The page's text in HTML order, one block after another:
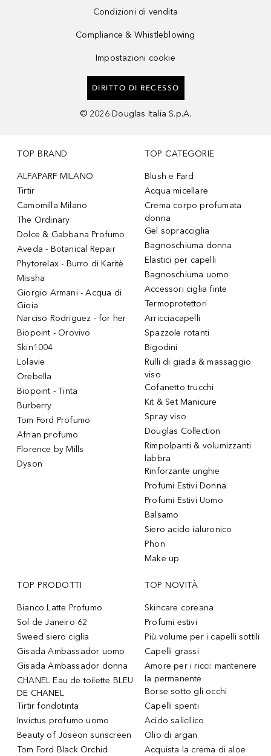
Condizioni di vendita
Compliance & Whistleblowing
Impostazioni cookie
DIRITTO DI RECESSO
© 2026 Douglas Italia S.p.A.
TOP BRAND
ALFAPARF MILANO
Tirtir
Camomilla Milano
The Ordinary
Dolce & Gabbana Profumo
Aveda - Botanical Repair
Phytorelax - Burro di Karitè
Missha
Giorgio Armani - Acqua di
Gioia
Narciso Rodriguez - for her
Biopoint - Orovivo
Skin1004
Lolavie
Orebella
Biopoint - Tinta
Burberry
Tom Ford Profumo
Afnan profumo
Florence by Mills
Dyson
TOP CATEGORIE
Blush e Fard
Acqua micellare
Crema corpo profumata
donna
Gel sopracciglia
Bagnoschiuma donna
Elastici per capelli
Bagnoschiuma uomo
Accessori ciglia finte
Termoprotettori
Arricciacapelli
Spazzole rotanti
Bigodini
Rulli di giada & massaggio
viso
Cofanetto trucchi
Kit & Set Manicure
Spray viso
Douglas Collection
Rimpolpanti & volumizzanti
labbra
Rinforzante unghie
Profumi Estivi Donna
Profumi Estivi Uomo
Balsamo
Siero acido ialuronico
Phon
Make up
TOP PRODOTTI
Bianco Latte Profumo
Sol de Janeiro 62
Sweed siero ciglia
Gisada Ambassador uomo
Gisada Ambassador donna
CHANEL Eau de toilette BLEU
DE CHANEL
Tirtir fondotinta
Invictus profumo uomo
Beauty of Joseon sunscreen
Tom Ford Black Orchid
TOP NOVITÀ
Skincare coreana
Profumi estivi
Più volume per i capelli sottili
Capelli grassi
Amore per i ricci: mantenere
la permanente
Borse sotto gli occhi
Capelli spenti
Acido salicilico
Olio di argan
Acquista la crema di aloe